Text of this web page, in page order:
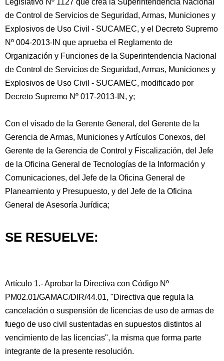
Legislativo Nº 1127 que crea la Superintendencia Nacional
de Control de Servicios de Seguridad, Armas, Municiones y
Explosivos de Uso Civil - SUCAMEC, y el Decreto Supremo
Nº 004-2013-IN que aprueba el Reglamento de
Organización y Funciones de la Superintendencia Nacional
de Control de Servicios de Seguridad, Armas, Municiones y
Explosivos de Uso Civil - SUCAMEC, modificado por
Decreto Supremo Nº 017-2013-IN, y;
Con el visado de la Gerente General, del Gerente de la
Gerencia de Armas, Municiones y Artículos Conexos, del
Gerente de la Gerencia de Control y Fiscalización, del Jefe
de la Oficina General de Tecnologías de la Información y
Comunicaciones, del Jefe de la Oficina General de
Planeamiento y Presupuesto, y del Jefe de la Oficina
General de Asesoría Jurídica;
SE RESUELVE:
Artículo 1.- Aprobar la Directiva con Código Nº
PM02.01/GAMAC/DIR/44.01, "Directiva que regula la
cancelación o suspensión de licencias de uso de armas de
fuego de uso civil sustentadas en supuestos distintos al
vencimiento de las licencias", la misma que forma parte
integrante de la presente resolución.